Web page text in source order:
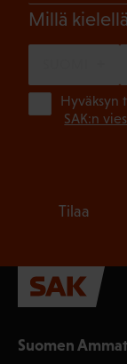
Suomen
Millä
Hyväksyn
SAK:n
Tilaa